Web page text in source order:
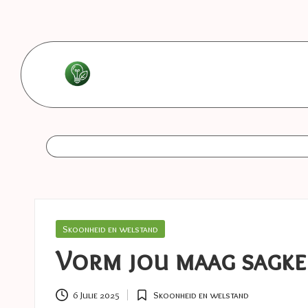
content
L
e
s
o
n
n
astuces
Posted
Skoonheid en welstand
Vorm jou maag
6 Julie 2025
Posted
Skoonheid en welstand